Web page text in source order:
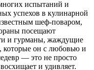
испытаний и
успехов в кулинарной
шеф-поваром,
посещают
и гурманы, жаждущие
которые он с любовью и
— это не просто
и удивляет.